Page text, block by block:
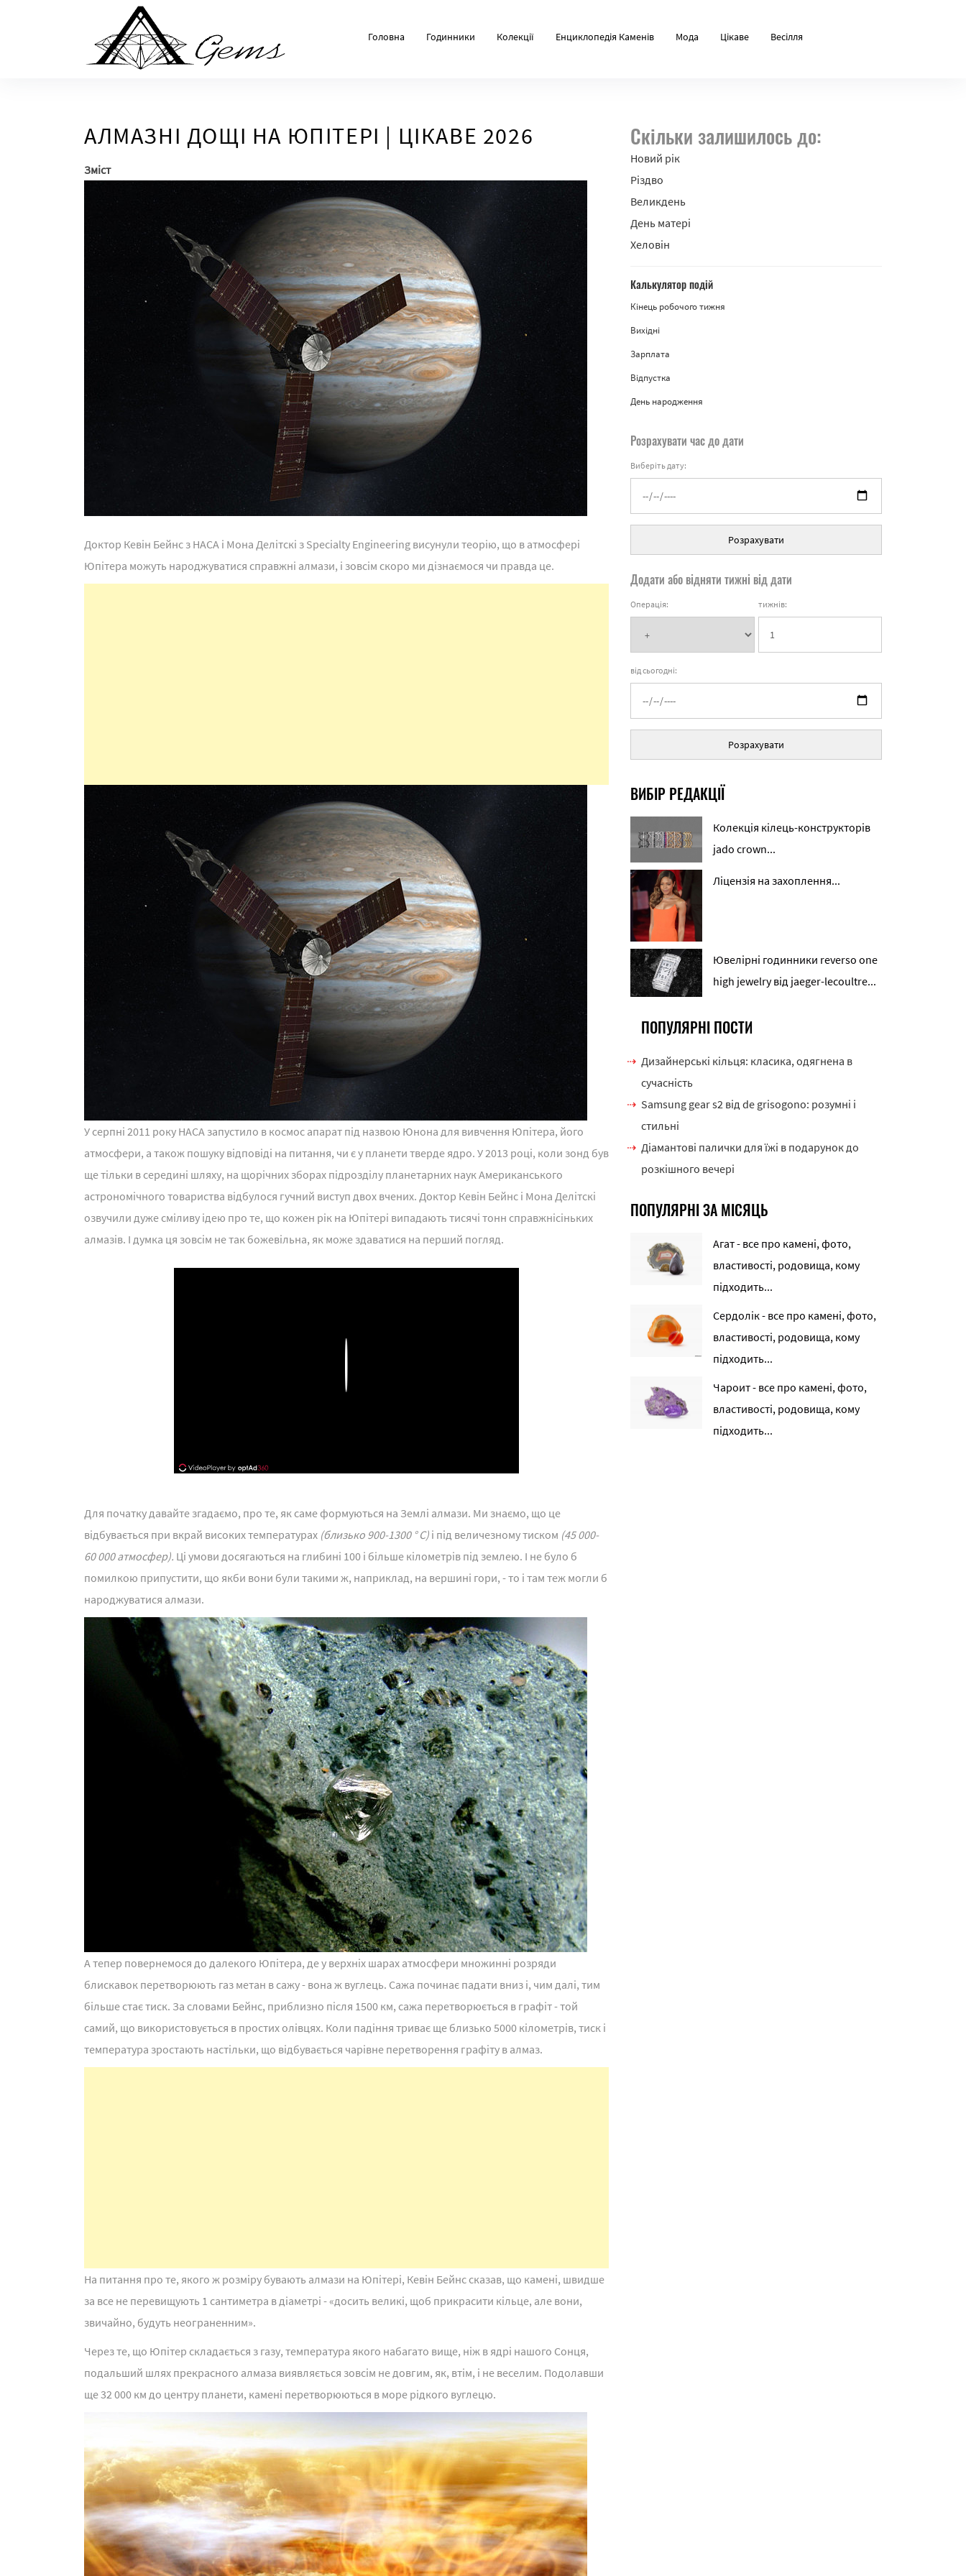
Головна Годинники Колекції Енциклопедія Каменів Мода Цікаве Весілля
АЛМАЗНІ ДОЩІ НА ЮПІТЕРІ | ЦІКАВЕ 2026
Зміст
Доктор Кевін Бейнс з НАСА і Мона Делітскі з Specialty Engineering висунули теорію, що в атмосфері
Юпітера можуть народжуватися справжні алмази, і зовсім скоро ми дізнаємося чи правда це.
У серпні 2011 року НАСА запустило в космос апарат під назвою Юнона для вивчення Юпітера, його
атмосфери, а також пошуку відповіді на питання, чи є у планети тверде ядро. У 2013 році, коли зонд був
ще тільки в середині шляху, на щорічних зборах підрозділу планетарних наук Американського
астрономічного товариства відбулося гучний виступ двох вчених. Доктор Кевін Бейнс і Мона Делітскі
озвучили дуже сміливу ідею про те, що кожен рік на Юпітері випадають тисячі тонн справжнісіньких
алмазів. І думка ця зовсім не так божевільна, як може здаватися на перший погляд.
Для початку давайте згадаємо, про те, як саме формуються на Землі алмази. Ми знаємо, що це
відбувається при вкрай високих температурах (близько 900-1300 ° С) і під величезному тиском (45 000-
60 000 атмосфер). Ці умови досягаються на глибині 100 і більше кілометрів під землею. І не було б
помилкою припустити, що якби вони були такими ж, наприклад, на вершині гори, - то і там теж могли б
народжуватися алмази.
А тепер повернемося до далекого Юпітера, де у верхніх шарах атмосфери множинні розряди
блискавок перетворюють газ метан в сажу - вона ж вуглець. Сажа починає падати вниз і, чим далі, тим
більше стає тиск. За словами Бейнс, приблизно після 1500 км, сажа перетворюється в графіт - той
самий, що використовується в простих олівцях. Коли падіння триває ще близько 5000 кілометрів, тиск і
температура зростають настільки, що відбувається чарівне перетворення графіту в алмаз.
На питання про те, якого ж розміру бувають алмази на Юпітері, Кевін Бейнс сказав, що камені, швидше
за все не перевищують 1 сантиметра в діаметрі - «досить великі, щоб прикрасити кільце, але вони,
звичайно, будуть неограненним».
Через те, що Юпітер складається з газу, температура якого набагато вище, ніж в ядрі нашого Сонця,
подальший шлях прекрасного алмаза виявляється зовсім не довгим, як, втім, і не веселим. Подолавши
ще 32 000 км до центру планети, камені перетворюються в море рідкого вуглецю.
Скільки залишилось до:
Новий рік
Різдво
Великдень
День матері
Хеловін
Калькулятор подій
Кінець робочого тижня
Вихідні
Зарплата
Відпустка
День народження
Розрахувати час до дати
Виберіть дату:
Розрахувати
Додати або відняти тижні від дати
Операція: тижнів:
від сьогодні:
Розрахувати
ВИБІР РЕДАКЦІЇ
Колекція кілець-конструкторів
jado crown...
Ліцензія на захоплення...
Ювелірні годинники reverso one
high jewelry від jaeger-lecoultre...
ПОПУЛЯРНІ ПОСТИ
Дизайнерські кільця: класика, одягнена в
сучасність
Samsung gear s2 від de grisogono: розумні і
стильні
Діамантові палички для їжі в подарунок до
розкішного вечері
ПОПУЛЯРНІ ЗА МІСЯЦЬ
Агат - все про камені, фото,
властивості, родовища, кому
підходить...
Сердолік - все про камені, фото,
властивості, родовища, кому
підходить...
Чароит - все про камені, фото,
властивості, родовища, кому
підходить...